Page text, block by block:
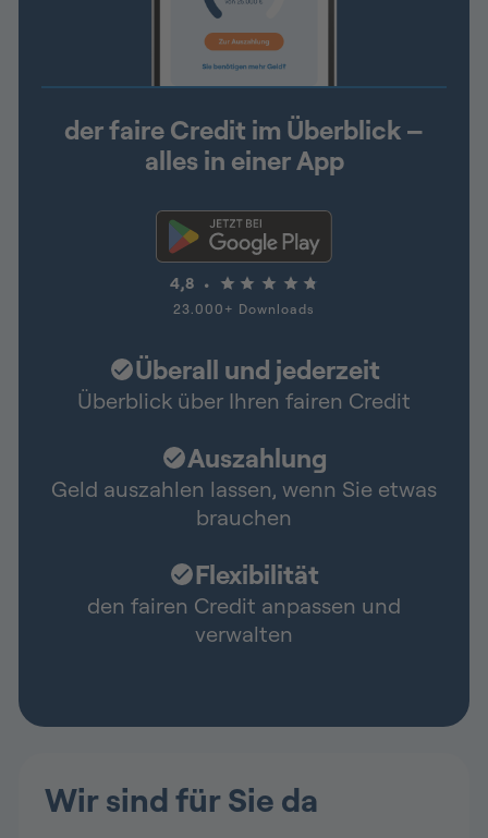
der faire Credit im Überblick –
alles in einer App
Überall und jederzeit
Überblick über Ihren fairen Credit
Auszahlung
Geld auszahlen lassen, wenn Sie etwas
brauchen
Flexibilität
den fairen Credit anpassen und
verwalten
4,8
23.000+ Downloads
Wir sind für Sie da